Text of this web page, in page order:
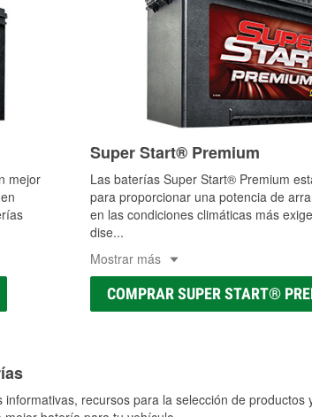
mejor
Super Start® Premium
Las baterías Super Start® Premium
para proporcionar una potencia de
en las condiciones climáticas más
dise...
Mostrar más
COMPRAR SUPER START®
recursos para la selección de productos